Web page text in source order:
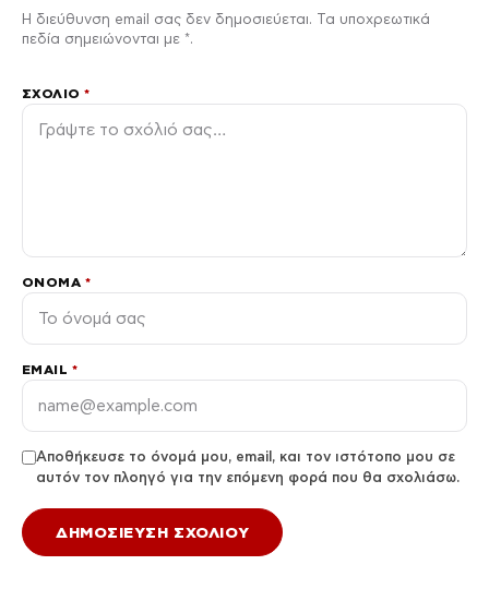
Η διεύθυνση email σας δεν δημοσιεύεται. Τα υποχρεωτικά
πεδία σημειώνονται με *.
ΣΧΌΛΙΟ*
ΌΝΟΜΑ *
EMAIL *
Αποθήκευσε το όνομά μου, email, και τον ιστότοπο μου σε
αυτόν τον πλοηγό για την επόμενη φορά που θα σχολιάσω.